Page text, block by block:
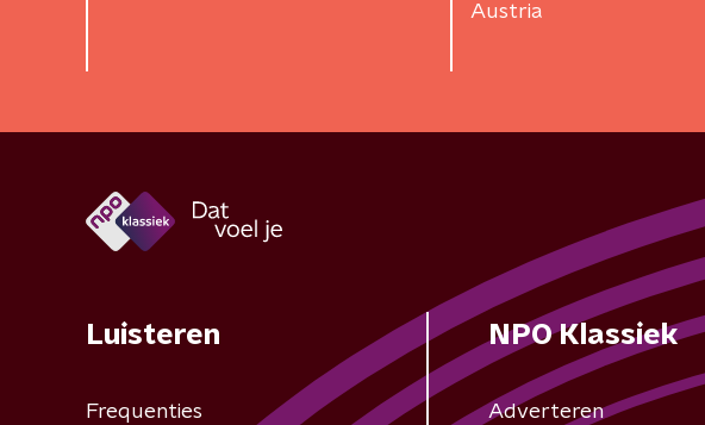
Austria
Luisteren
Frequenties
NPO Klassiek
Adverteren